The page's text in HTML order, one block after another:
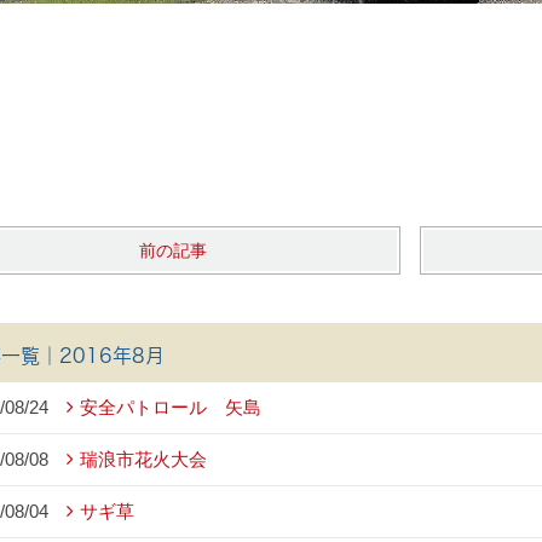
前の記事
覧｜2016年8月
08/24 安全パトロール 矢島
08/08 瑞浪市花火大会
08/04 サギ草